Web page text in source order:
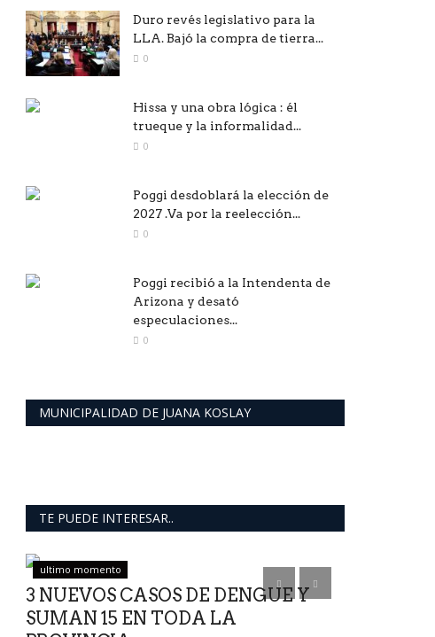
Duro revés legislativo para la
LLA. Bajó la compra de tierra...
0
Hissa y una obra lógica : él
trueque y la informalidad...
0
Poggi desdoblará la elección de
2027 .Va por la reelección...
0
Poggi recibió a la Intendenta de
Arizona y desató
especulaciones...
0
MUNICIPALIDAD DE JUANA KOSLAY
TE PUEDE INTERESAR..
ultimo momento
3 NUEVOS CASOS DE DENGUE Y
SUMAN 15 EN TODA LA